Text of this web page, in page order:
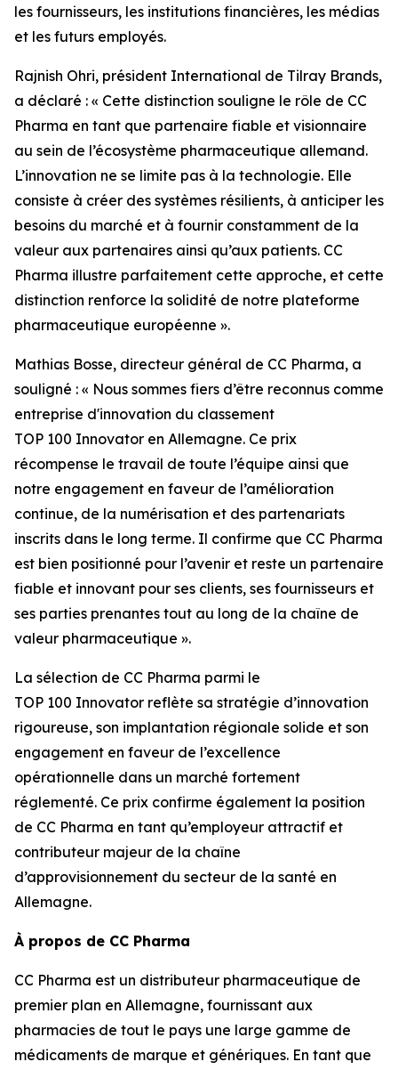
les fournisseurs, les institutions financières, les médias
et les futurs employés.
Rajnish Ohri, président International de Tilray Brands,
a déclaré : « Cette distinction souligne le rôle de CC
Pharma en tant que partenaire fiable et visionnaire
au sein de l’écosystème pharmaceutique allemand.
L’innovation ne se limite pas à la technologie. Elle
consiste à créer des systèmes résilients, à anticiper les
besoins du marché et à fournir constamment de la
valeur aux partenaires ainsi qu’aux patients. CC
Pharma illustre parfaitement cette approche, et cette
distinction renforce la solidité de notre plateforme
pharmaceutique européenne ».
Mathias Bosse, directeur général de CC Pharma, a
souligné : « Nous sommes fiers d’être reconnus comme
entreprise d'innovation du classement
TOP 100 Innovator en Allemagne. Ce prix
récompense le travail de toute l’équipe ainsi que
notre engagement en faveur de l’amélioration
continue, de la numérisation et des partenariats
inscrits dans le long terme. Il confirme que CC Pharma
est bien positionné pour l’avenir et reste un partenaire
fiable et innovant pour ses clients, ses fournisseurs et
ses parties prenantes tout au long de la chaîne de
valeur pharmaceutique ».
La sélection de CC Pharma parmi le
TOP 100 Innovator reflète sa stratégie d’innovation
rigoureuse, son implantation régionale solide et son
engagement en faveur de l’excellence
opérationnelle dans un marché fortement
réglementé. Ce prix confirme également la position
de CC Pharma en tant qu’employeur attractif et
contributeur majeur de la chaîne
d’approvisionnement du secteur de la santé en
Allemagne.
À propos de CC Pharma
CC Pharma est un distributeur pharmaceutique de
premier plan en Allemagne, fournissant aux
pharmacies de tout le pays une large gamme de
médicaments de marque et génériques. En tant que